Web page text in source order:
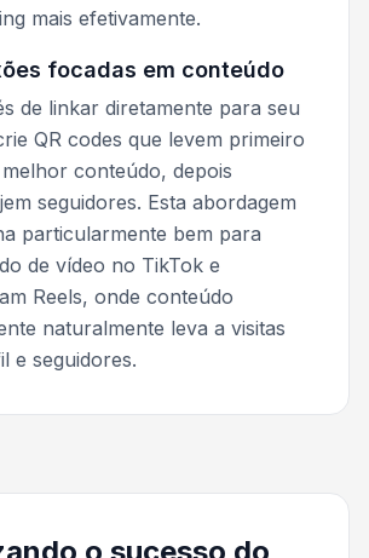
mais efetivamente.
focadas em conteúdo
de linkar diretamente para seu
QR codes que levem primeiro
conteúdo, depois
seguidores. Esta abordagem
particularmente bem para
de vídeo no TikTok e
Reels, onde conteúdo
naturalmente leva a visitas
e seguidores.
o sucesso do